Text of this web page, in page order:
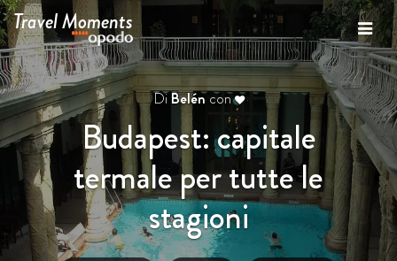
Travel Moments
DiBeléncon
Budapest: capitale
termale per tutte le
stagioni